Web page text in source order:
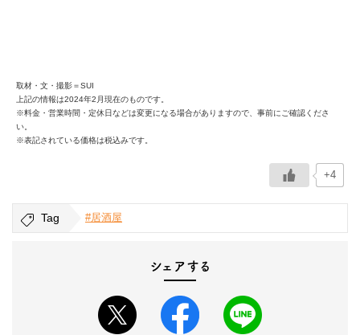
取材・文・撮影＝SUI
上記の情報は2024年2月現在のものです。
※料金・営業時間・定休日などは変更になる場合がありますので、事前にご確認くださ
い。
※表記されている価格は税込みです。
+4
Tag #居酒屋
シェアする